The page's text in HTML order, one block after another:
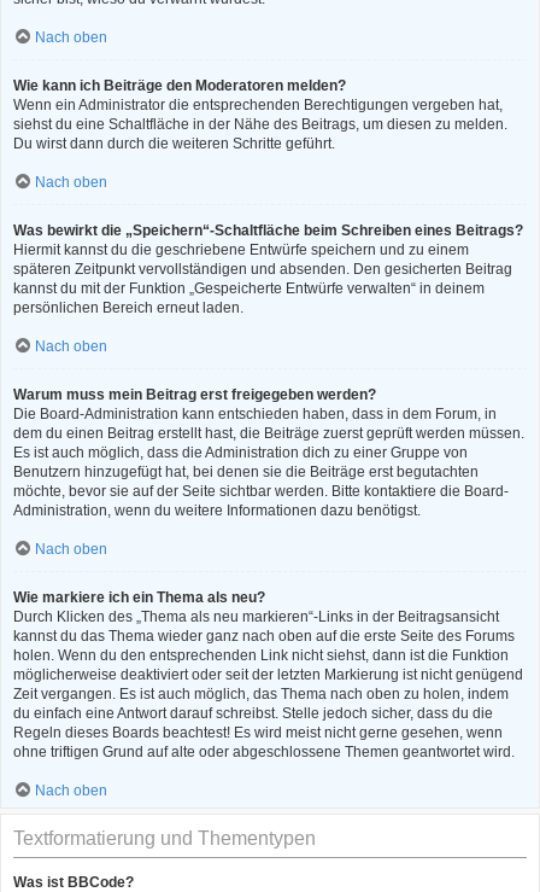
Nach oben
Wie kann ich Beiträge den Moderatoren melden?
Wenn ein Administrator die entsprechenden Berechtigungen vergeben hat,
siehst du eine Schaltfläche in der Nähe des Beitrags, um diesen zu melden.
Du wirst dann durch die weiteren Schritte geführt.
Nach oben
Was bewirkt die „Speichern“-Schaltfläche beim Schreiben eines Beitrags?
Hiermit kannst du die geschriebene Entwürfe speichern und zu einem
späteren Zeitpunkt vervollständigen und absenden. Den gesicherten Beitrag
kannst du mit der Funktion „Gespeicherte Entwürfe verwalten“ in deinem
persönlichen Bereich erneut laden.
Nach oben
Warum muss mein Beitrag erst freigegeben werden?
Die Board-Administration kann entschieden haben, dass in dem Forum, in
dem du einen Beitrag erstellt hast, die Beiträge zuerst geprüft werden müssen.
Es ist auch möglich, dass die Administration dich zu einer Gruppe von
Benutzern hinzugefügt hat, bei denen sie die Beiträge erst begutachten
möchte, bevor sie auf der Seite sichtbar werden. Bitte kontaktiere die Board-
Administration, wenn du weitere Informationen dazu benötigst.
Nach oben
Wie markiere ich ein Thema als neu?
Durch Klicken des „Thema als neu markieren“-Links in der Beitragsansicht
kannst du das Thema wieder ganz nach oben auf die erste Seite des Forums
holen. Wenn du den entsprechenden Link nicht siehst, dann ist die Funktion
möglicherweise deaktiviert oder seit der letzten Markierung ist nicht genügend
Zeit vergangen. Es ist auch möglich, das Thema nach oben zu holen, indem
du einfach eine Antwort darauf schreibst. Stelle jedoch sicher, dass du die
Regeln dieses Boards beachtest! Es wird meist nicht gerne gesehen, wenn
ohne triftigen Grund auf alte oder abgeschlossene Themen geantwortet wird.
Nach oben
Textformatierung und Thementypen
Was ist BBCode?